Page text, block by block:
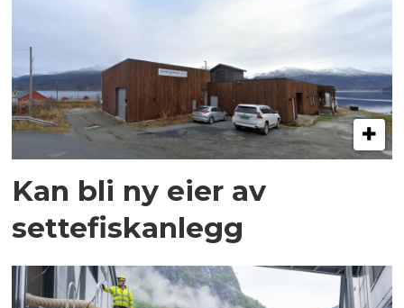
Kan bli ny eier av
settefiskanlegg